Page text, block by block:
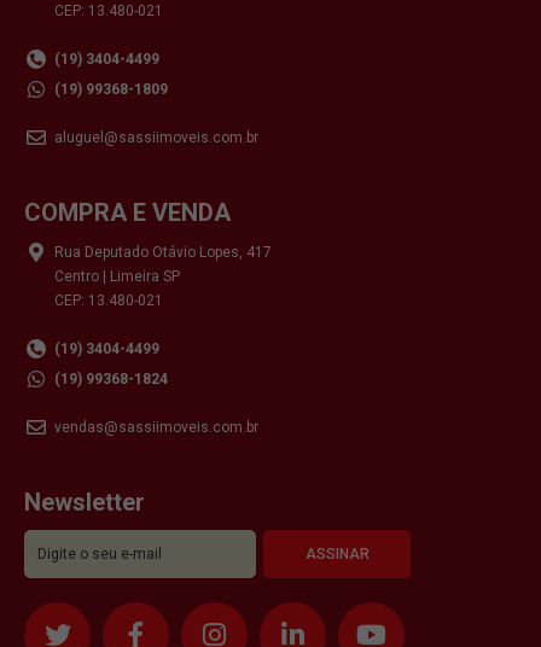
CEP: 13.480-021
(19) 3404-4499
(19) 99368-1809
aluguel@sassiimoveis.com.br
COMPRA E VENDA
Rua Deputado Otávio Lopes, 417
Centro | Limeira SP
CEP: 13.480-021
(19) 3404-4499
(19) 99368-1824
vendas@sassiimoveis.com.br
Newsletter